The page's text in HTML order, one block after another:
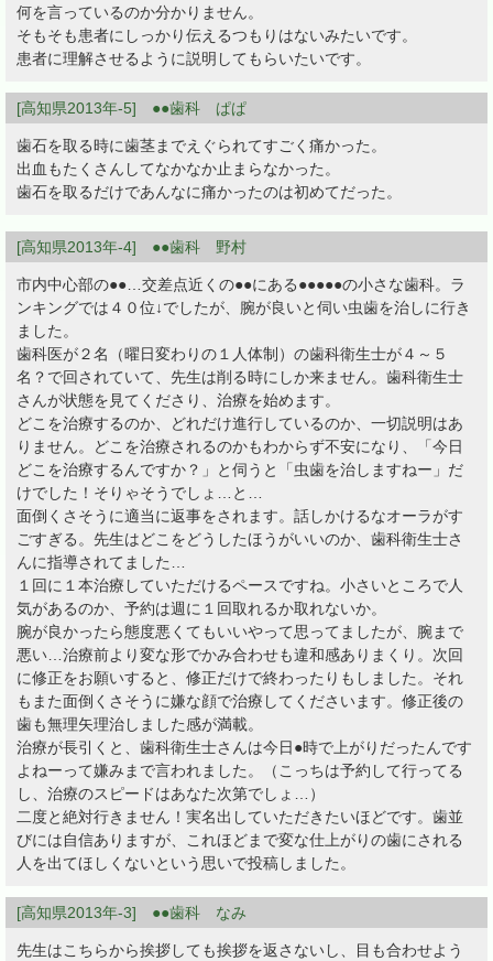
何を言っているのか分かりません。
そもそも患者にしっかり伝えるつもりはないみたいです。
患者に理解させるように説明してもらいたいです。
[高知県2013年-5] ●●歯科 ぱぱ
歯石を取る時に歯茎までえぐられてすごく痛かった。
出血もたくさんしてなかなか止まらなかった。
歯石を取るだけであんなに痛かったのは初めてだった。
[高知県2013年-4] ●●歯科 野村
市内中心部の●●…交差点近くの●●にある●●●●●の小さな歯科。ラ
ンキングでは４０位↓でしたが、腕が良いと伺い虫歯を治しに行き
ました。
歯科医が２名（曜日変わりの１人体制）の歯科衛生士が４～５
名？で回されていて、先生は削る時にしか来ません。歯科衛生士
さんが状態を見てくださり、治療を始めます。
どこを治療するのか、どれだけ進行しているのか、一切説明はあ
りません。どこを治療されるのかもわからず不安になり、「今日
どこを治療するんですか？」と伺うと「虫歯を治しますねー」だ
けでした！そりゃそうでしょ…と…
面倒くさそうに適当に返事をされます。話しかけるなオーラがす
ごすぎる。先生はどこをどうしたほうがいいのか、歯科衛生士さ
んに指導されてました…
１回に１本治療していただけるペースですね。小さいところで人
気があるのか、予約は週に１回取れるか取れないか。
腕が良かったら態度悪くてもいいやって思ってましたが、腕まで
悪い…治療前より変な形でかみ合わせも違和感ありまくり。次回
に修正をお願いすると、修正だけで終わったりもしました。それ
もまた面倒くさそうに嫌な顔で治療してくださいます。修正後の
歯も無理矢理治しました感が満載。
治療が長引くと、歯科衛生士さんは今日●時で上がりだったんです
よねーって嫌みまで言われました。（こっちは予約して行ってる
し、治療のスピードはあなた次第でしょ…）
二度と絶対行きません！実名出していただきたいほどです。歯並
びには自信ありますが、これほどまで変な仕上がりの歯にされる
人を出てほしくないという思いで投稿しました。
[高知県2013年-3] ●●歯科 なみ
先生はこちらから挨拶しても挨拶を返さないし、目も合わせよう